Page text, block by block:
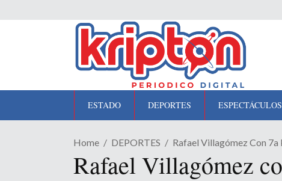
ESTADO DEPORTES ESPECTÁCULOS
Home DEPORTES Rafael Villagómez Con 7a
Rafael Villagómez